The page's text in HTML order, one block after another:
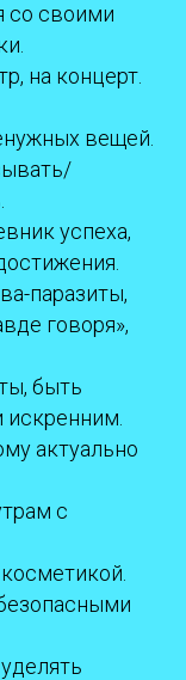
со своими
на концерт.
вещей.
успеха,
паразиты,
говоря»,
быть
актуально
с